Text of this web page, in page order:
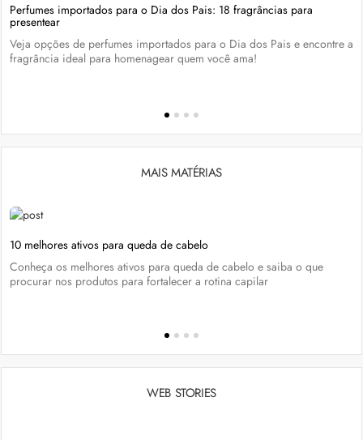
Perfumes importados para o Dia dos Pais: 18 fragrâncias para
presentear
Veja opções de perfumes importados para o Dia dos Pais e encontre a
fragrância ideal para homenagear quem você ama!
MAIS MATÉRIAS
10 melhores ativos para queda de cabelo
Conheça os melhores ativos para queda de cabelo e saiba o que
procurar nos produtos para fortalecer a rotina capilar
WEB STORIES